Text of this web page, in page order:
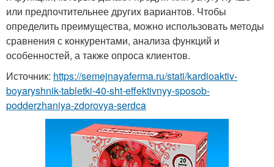
или предпочтительнее других вариантов. Чтобы
определить преимущества, можно использовать методы
сравнения с конкурентами, анализа функций и
особенностей, а также опроса клиентов.
Источник: https://semejnayaferma.ru/stati/kardioaktiv-
boyaryshnik-tabletki-40-sht-effektivnyy-sposob-
podderzhaniya-zdorovya-serdca